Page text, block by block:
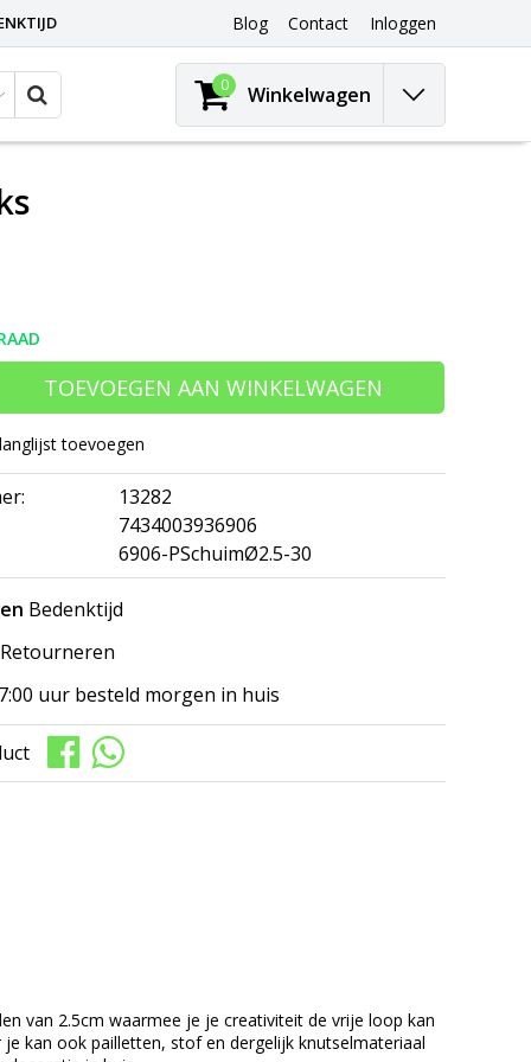
Blog Contact Inloggen
0 Winkelwagen
TOEVOEGEN AAN WINKELWAGEN
toevoegen
13282
7434003936906
6906-PSchuimØ2.5-30
Bedenktijd
Retourneren
uur besteld morgen in huis
van 2.5cm waarmee je je creativiteit de vrije loop kan
kan ook pailletten, stof en dergelijk knutselmateriaal